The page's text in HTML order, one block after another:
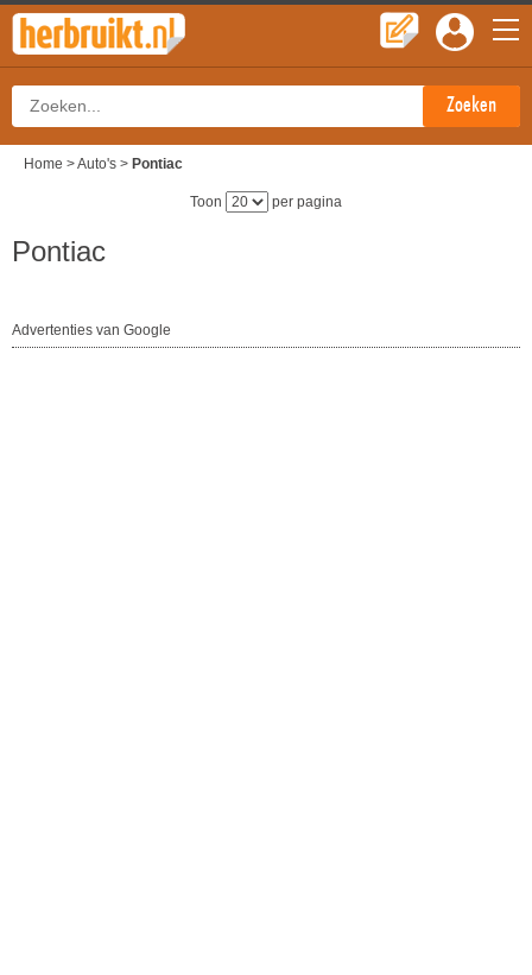
Home >Auto's > Pontiac
Toon per pagina
Pontiac
Advertenties van Google